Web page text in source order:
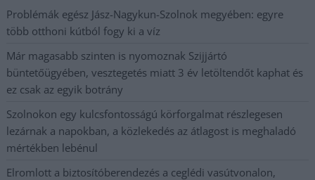
Problémák egész Jász-Nagykun-Szolnok megyében: egyre
több otthoni kútból fogy ki a víz
Már magasabb szinten is nyomoznak Szijjártó
büntetőügyében, vesztegetés miatt 3 év letöltendőt kaphat és
ez csak az egyik botrány
Szolnokon egy kulcsfontosságú körforgalmat részlegesen
lezárnak a napokban, a közlekedés az átlagost is meghaladó
mértékben lebénul
Elromlott a biztosítóberendezés a ceglédi vasútvonalon,